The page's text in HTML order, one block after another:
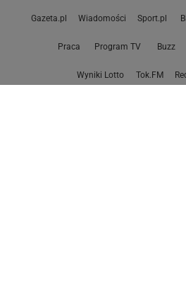
Gazeta.pl Wiadomości Sport.pl
Praca Program TV Buzz
Wyniki Lotto Tok.FM